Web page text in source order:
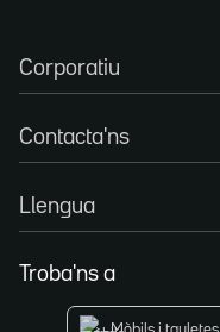
Corporatiu
Contacta'ns
Llengua
Troba'ns a